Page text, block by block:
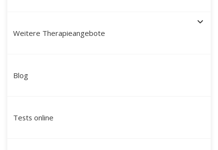
Weitere Therapieangebote
Blog
Tests online